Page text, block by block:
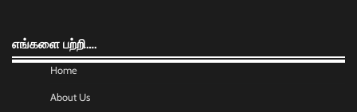
எங்களை பற்றி….
Home
About Us